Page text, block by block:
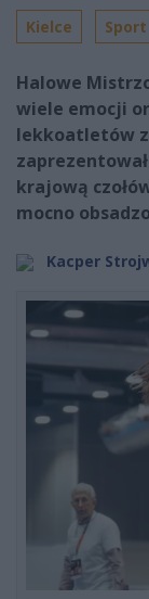
Kielce Sport
Halowe
wiele emocji
lekkoatletów z
krajową
mocno
Kacper